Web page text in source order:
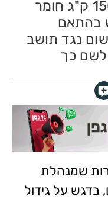
בראשל"צ הכוללת מעל 150 ק"ג חומר
בהתאם
נגד תושב
כך
שמנהלת
על גידול